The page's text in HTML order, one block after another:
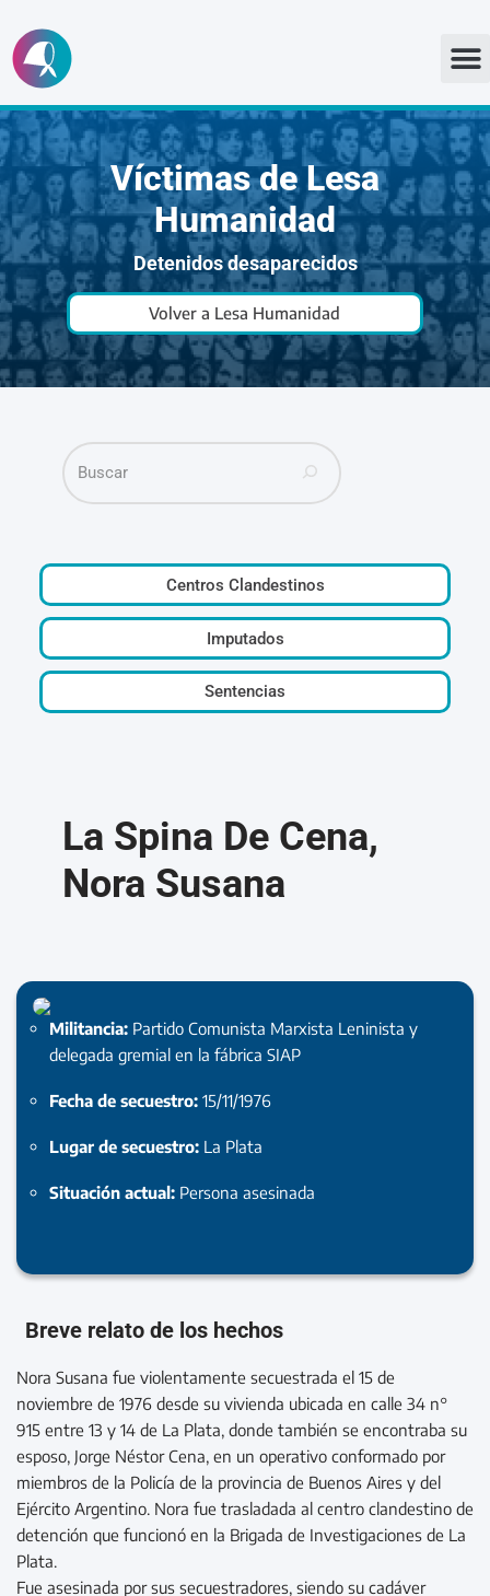
Ir
al
contenido
Víctimas de Lesa
Humanidad
Detenidos desaparecidos
Volver a Lesa Humanidad
Centros Clandestinos
Imputados
Sentencias
La Spina De Cena,
Nora Susana
Militancia: Partido Comunista Marxista Leninista y
delegada gremial en la fábrica SIAP
Fecha de secuestro: 15/11/1976
Lugar de secuestro: La Plata
Situación actual: Persona asesinada
Breve relato de los hechos
Nora Susana fue violentamente secuestrada el 15 de
noviembre de 1976 desde su vivienda ubicada en calle 34 n°
915 entre 13 y 14 de La Plata, donde también se encontraba su
esposo, Jorge Néstor Cena, en un operativo conformado por
miembros de la Policía de la provincia de Buenos Aires y del
Ejército Argentino. Nora fue trasladada al centro clandestino de
detención que funcionó en la Brigada de Investigaciones de La
Plata.
Fue asesinada por sus secuestradores, siendo su cadáver